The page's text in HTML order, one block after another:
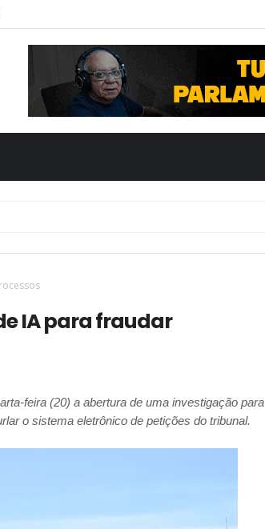
IA para fraudar
feira (20) a abertura de uma investigação para
o sistema eletrônico de petições do tribunal.